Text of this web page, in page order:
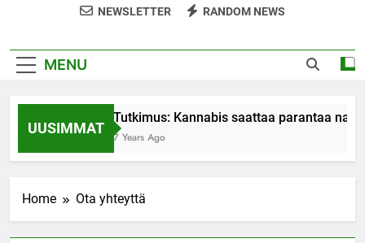
NEWSLETTER RANDOM NEWS
MENU
UUSIMMAT
Tutkimus: Kannabis saattaa parantaa
7 Years Ago
Home Ota yhteyttä